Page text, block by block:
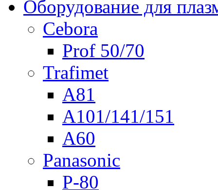
Оборудование для
Cebora
Prof 50/70
Trafimet
A81
A101/141/151
A60
Panasonic
P-80